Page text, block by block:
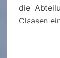
die
Claasen